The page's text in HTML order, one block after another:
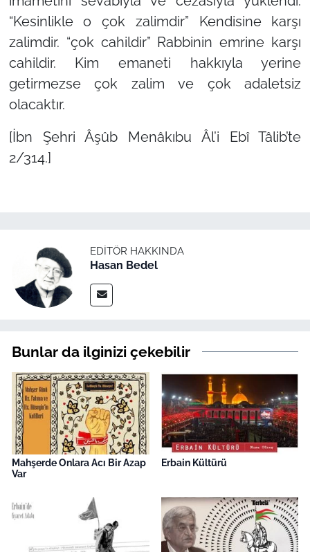
“Kesinlikle o çok zalimdir” Kendisine karşı
zalimdir. “çok cahildir” Rabbinin emrine karşı
cahildir. Kim emaneti hakkıyla yerine
getirmezse çok zalim ve çok adaletsiz
olacaktır.
[İbn Şehri Âşûb Menâkıbu Âl’i Ebî Tâlib’te
2/314.]
EDITÖR HAKKINDA
Hasan Bedel
Bunlar da ilginizi çekebilir
Mahşerde Onlara Acı Bir Azap
Var
Erbain Kültürü